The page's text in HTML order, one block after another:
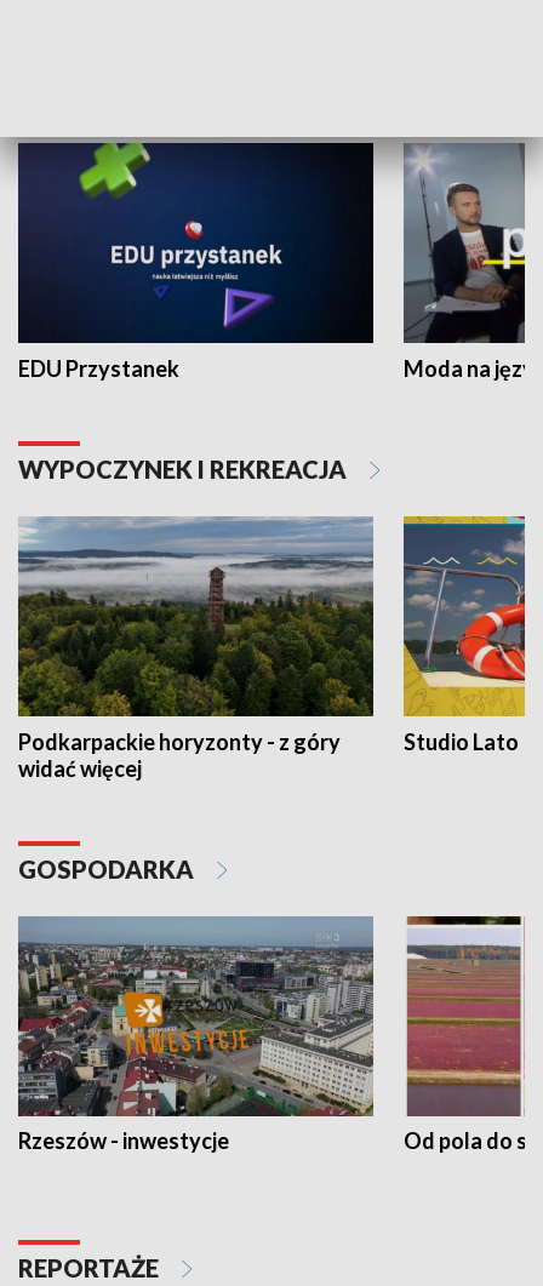
EDU Przystanek Moda na
WYPOCZYNEK I REKREACJA
Podkarpackie horyzonty - z góry
widać więcej
Studio Lato
GOSPODARKA
Rzeszów - inwestycje Od pola do
REPORTAŻE